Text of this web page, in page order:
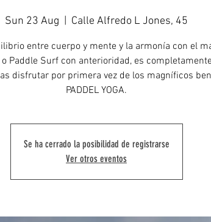
Sun 23 Aug Calle Alfredo L Jones, 45
entre cuerpo y mente y la armonía con el
o Paddle Surf con anterioridad, es
disfrutar por primera vez de los magníficos
PADDEL YOGA.
Se ha cerrado la posibilidad de registrarse
Ver otros eventos